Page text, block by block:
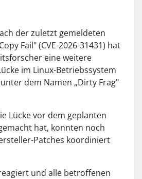
der zuletzt gemeldeten
Fail" (CVE-2026-31431) hat
eine weitere
im Linux-Betriebssystem
dem Namen „Dirty Frag"
Lücke vor dem geplanten
hat, konnten noch
Patches koordiniert
und alle betroffenen